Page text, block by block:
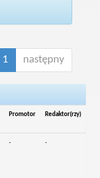
1 następny
Promotor Redaktor(rzy)
- -